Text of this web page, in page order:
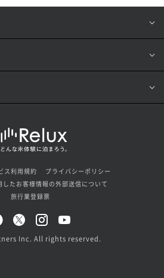
ス利用規約
プライバシーポリシー
たお客様情報の外部送信について
旅行業登録票
Inc. All rights reserved.